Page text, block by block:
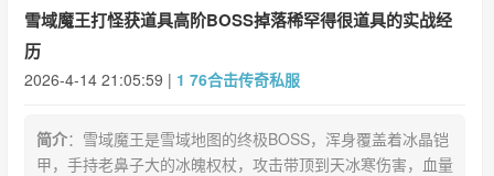
雪域魔王打怪获道具高阶BOSS掉落稀罕得很道具的实战经
历
2026-4-14 21:05:59 | 1 76合击传奇私服
简介：雪域魔王是雪域地图的终极BOSS，浑身覆盖着冰晶铠
甲，手持老鼻子大的冰魄权杖，攻击带顶到天冰寒伤害，血量